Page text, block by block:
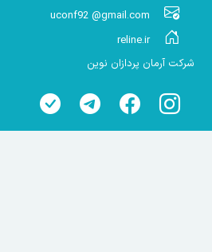
uconf92 @gmail.com
reline.ir
شرکت آرمان پردازان نوین